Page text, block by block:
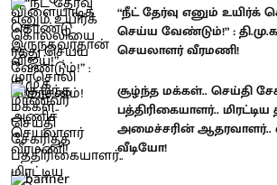
“நீட் தேர்வு எனும்
செய்ய வேண்டும்!” :
செயலாளர் வீரமணி!
சூழ்ந்த மக்கள்.. செய்தி
பத்திரிகையாளர்..
அமைச்சரின் ஆதரவாளர்..
வீடியோ!